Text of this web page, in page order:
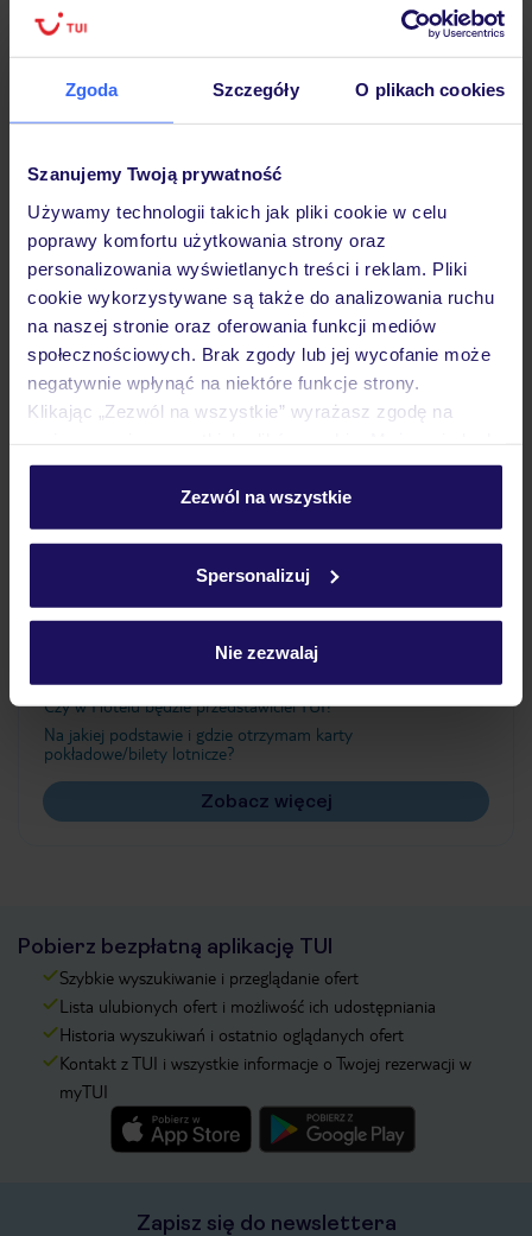
Zgoda Szczegóły O plikach cookies
Szanujemy Twoją prywatność
Używamy technologii takich jak pliki cookie w celu
poprawy komfortu użytkowania strony oraz
personalizowania wyświetlanych treści i reklam. Pliki
cookie wykorzystywane są także do analizowania ruchu
na naszej stronie oraz oferowania funkcji mediów
społecznościowych. Brak zgody lub jej wycofanie może
negatywnie wpłynąć na niektóre funkcje strony.
Klikając „Zezwól na wszystkie” wyrażasz zgodę na
personalizować swój wybór wchodząc w zakładkę
Szczegółowe informacje o plikach cookie znajdziesz
Zezwól na wszystkie
Spersonalizuj
Nie zezwalaj
Hotel
Opinie
Pokoje
Wyżywienie
Ważne informacje
Czy w Hotelu będzie przedstawiciel TUI?
Na jakiej podstawie i gdzie otrzymam karty
pokładowe/bilety lotnicze?
Zobacz więcej
Pobierz bezpłatną aplikację TUI
Szybkie wyszukiwanie i przeglądanie ofert
Lista ulubionych ofert i możliwość ich udostępniania
Historia wyszukiwań i ostatnio oglądanych ofert
Kontakt z TUI i wszystkie informacje o Twojej rezerwacji w
myTUI
Zapisz się do newslettera